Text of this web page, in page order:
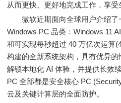
从而更快、更好地完成工作，享受
微软近期面向全球用户介绍了
Windows PC 品类：Windows 11
和可实现每秒超过 40 万亿次运算
构建的全新系统架构，具有优异
解锁本地化 AI 体验，并提供长效
PC 全部都是安全核心 PC
云及关键计算层的全面防护。